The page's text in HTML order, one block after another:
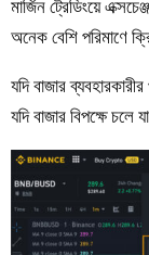
মার্জিন ট্রেডিংয়ে
অনেক বেশি পরিমাণে
যদি বাজার
যদি বাজার বিপক্ষে চলে